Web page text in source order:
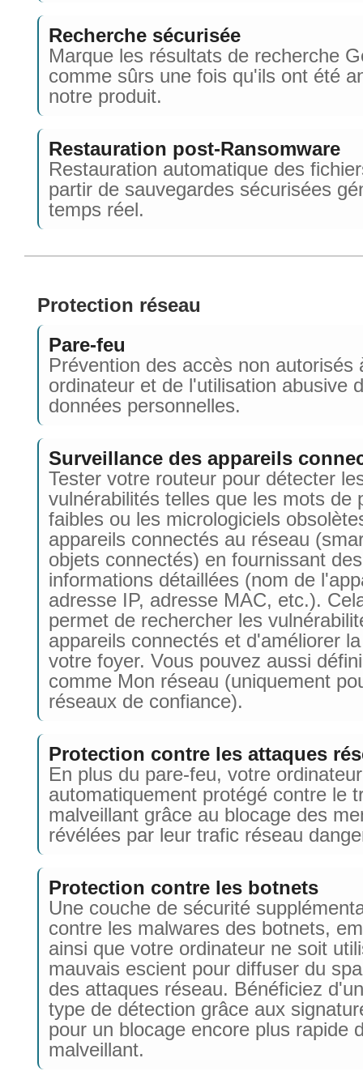
Recherche sécurisée
Marque les résultats de recherche
comme sûrs une fois qu'ils ont été
notre produit.
Restauration post-Ransomware
Restauration automatique des
partir de sauvegardes sécurisées
temps réel.
Protection réseau
Pare-feu
Prévention des accès non autorisés
ordinateur et de l'utilisation abusive
données personnelles.
Surveillance des appareils
Tester votre routeur pour détecter
vulnérabilités telles que les mots de
faibles ou les micrologiciels
appareils connectés au réseau
objets connectés) en fournissant des
informations détaillées (nom de
adresse IP, adresse MAC, etc.).
permet de rechercher les
appareils connectés et d'améliorer
votre foyer. Vous pouvez aussi
comme Mon réseau (uniquement
réseaux de confiance).
Protection contre les attaques
En plus du pare-feu, votre
automatiquement protégé contre le
malveillant grâce au blocage des
révélées par leur trafic réseau
Protection contre les botnets
Une couche de sécurité
contre les malwares des botnets,
ainsi que votre ordinateur ne soit
mauvais escient pour diffuser du
des attaques réseau. Bénéficiez
type de détection grâce aux
pour un blocage encore plus rapide
malveillant.